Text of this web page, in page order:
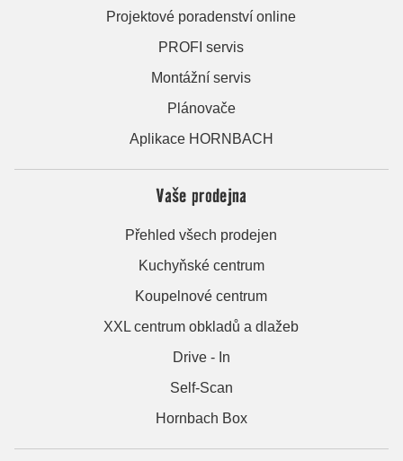
Projektové poradenství online
PROFI servis
Montážní servis
Plánovače
Aplikace HORNBACH
Vaše prodejna
Přehled všech prodejen
Kuchyňské centrum
Koupelnové centrum
XXL centrum obkladů a dlažeb
Drive - In
Self-Scan
Hornbach Box